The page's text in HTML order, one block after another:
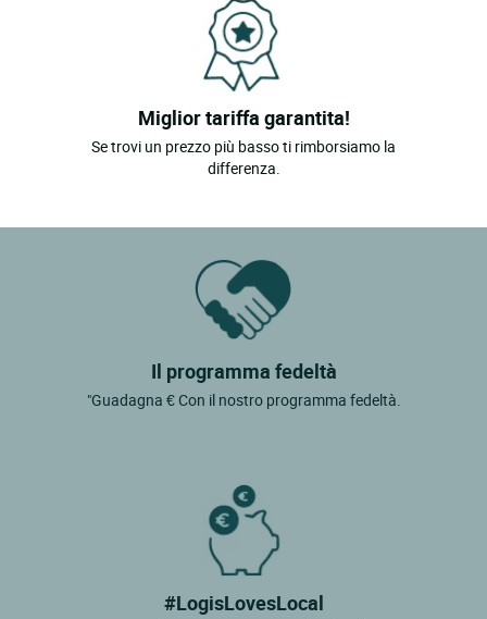
Miglior tariffa garantita!
Se trovi un prezzo più basso ti rimborsiamo la
differenza.
Il programma fedeltà
"Guadagna € Con il nostro programma fedeltà.
#LogisLovesLocal